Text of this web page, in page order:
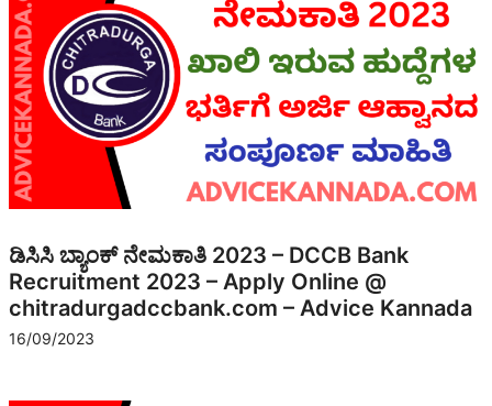
ಡಿಸಿಸಿ ಬ್ಯಾಂಕ್‌ ನೇಮಕಾತಿ 2023 – DCCB Bank
Recruitment 2023 – Apply Online @
chitradurgadccbank.com – Advice Kannada
16/09/2023